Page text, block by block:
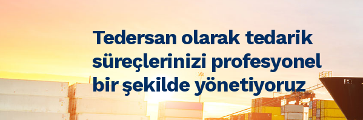
Tedersan olarak tedarik
süreçlerinizi profesyonel
bir şekilde yönetiyoruz